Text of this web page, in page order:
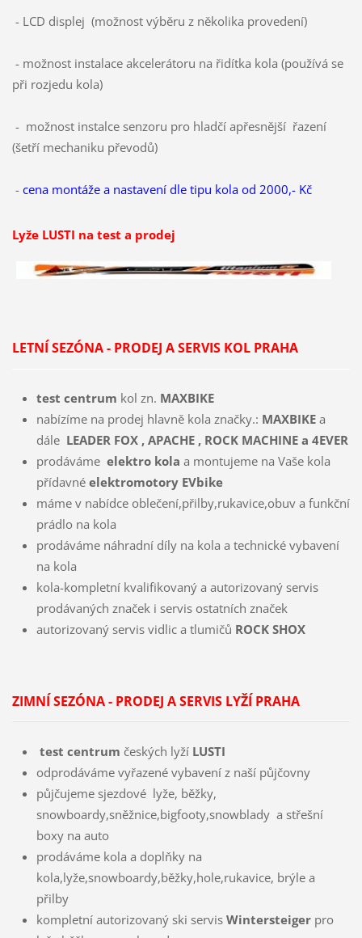
- LCD displej (možnost výběru z několika provedení)
- možnost instalace akcelerátoru na řidítka kola (používá se
při rozjedu kola)
- možnost instalce senzoru pro hladčí apřesnější řazení
(šetří mechaniku převodů)
- cena montáže a nastavení dle tipu kola od 2000,- Kč
Lyže LUSTI na test a prodej
LETNÍ SEZÓNA - PRODEJ A SERVIS KOL PRAHA
test centrum kol zn. MAXBIKE
nabízíme na prodej hlavně kola značky.: MAXBIKEa
dále LEADER FOX , APACHE , ROCK MACHINE a 4EVER
prodáváme elektro kola a montujeme na Vaše kola
přídavné elektromotory EVbike
máme v nabídce oblečení,přilby,rukavice,obuv a funkční
prádlo na kola
prodáváme náhradní díly na kola a technické vybavení
na kola
kola-kompletní kvalifikovaný a autorizovaný servis
prodávaných značek i servis ostatních značek
autorizovaný servis vidlic a tlumičů ROCK SHOX
ZIMNÍ SEZÓNA - PRODEJ A SERVIS LYŽÍ PRAHA
test centrum českých lyží LUSTI
odprodáváme vyřazené vybavení z naší půjčovny
půjčujeme sjezdové lyže, běžky,
snowboardy,sněžnice,bigfooty,snowblady a střešní
boxy na auto
prodáváme kola a doplňky na
kola,lyže,snowboardy,běžky,hole,rukavice, brýle a
přilby
kompletní autorizovaný ski servisWintersteigerpro